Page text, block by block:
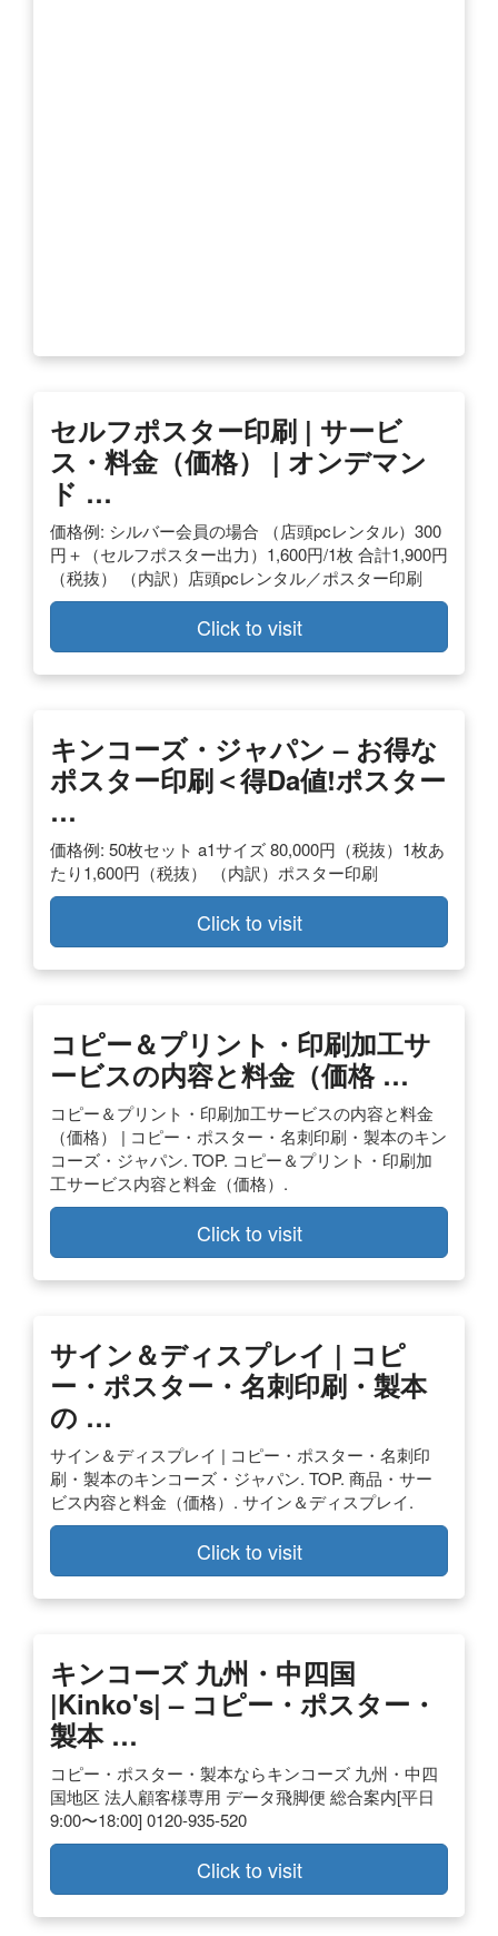
セルフポスター印刷 | サービ
ス・料金（価格） | オンデマン
ド …
価格例: シルバー会員の場合 （店頭pcレンタル）300
円＋（セルフポスター出力）1,600円/1枚 合計1,900円
（税抜） （内訳）店頭pcレンタル／ポスター印刷
Click to visit
キンコーズ・ジャパン – お得な
ポスター印刷＜得da値!ポスター
…
価格例: 50枚セット a1サイズ 80,000円（税抜）1枚あ
たり1,600円（税抜） （内訳）ポスター印刷
Click to visit
コピー＆プリント・印刷加工サ
ービスの内容と料金（価格 …
コピー＆プリント・印刷加工サービスの内容と料金
（価格） | コピー・ポスター・名刺印刷・製本のキン
コーズ・ジャパン. TOP. コピー＆プリント・印刷加
工サービス内容と料金（価格）.
Click to visit
サイン＆ディスプレイ | コピ
ー・ポスター・名刺印刷・製本
の …
サイン＆ディスプレイ | コピー・ポスター・名刺印
刷・製本のキンコーズ・ジャパン. TOP. 商品・サー
ビス内容と料金（価格）. サイン＆ディスプレイ.
Click to visit
キンコーズ 九州・中四国
|kinko's| – コピー・ポスター・
製本 …
コピー・ポスター・製本ならキンコーズ 九州・中四
国地区 法人顧客様専用 データ飛脚便 総合案内[平日
9:00〜18:00] 0120-935-520
Click to visit